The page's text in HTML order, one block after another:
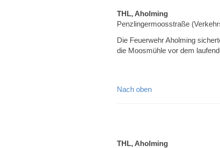
THL, Aholming
Penzlingermoosstraße
Die Feuerwehr Aholming
die Moosmühle vor dem
Nach oben
THL, Aholming